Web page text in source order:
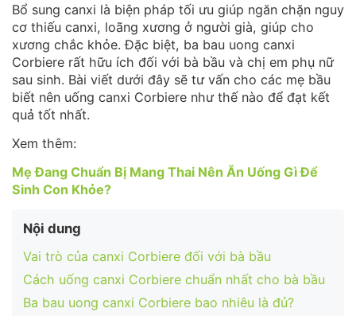
Bổ sung canxi là biện pháp tối ưu giúp ngăn chặn nguy
cơ thiếu canxi, loãng xương ở người già, giúp cho
xương chắc khỏe. Đặc biệt, ba bau uong canxi
Corbiere rất hữu ích đối với bà bầu và chị em phụ nữ
sau sinh. Bài viết dưới đây sẽ tư vấn cho các mẹ bầu
biết nên uống canxi Corbiere như thế nào để đạt kết
quả tốt nhất.
Xem thêm:
Mẹ Đang Chuẩn Bị Mang Thai Nên Ăn Uống Gì Để
Sinh Con Khỏe?
Nội dung
Vai trò của canxi Corbiere đối với bà bầu
Cách uống canxi Corbiere chuẩn nhất cho bà bầu
Ba bau uong canxi Corbiere bao nhiêu là đủ?